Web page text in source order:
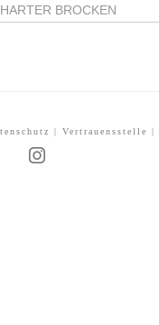
BROCKEN
| Vertrauensstelle |